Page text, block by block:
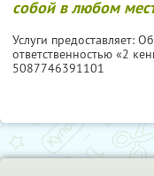
собой в любом
Услуги предоставляет:
ответственностью «2
5087746391101